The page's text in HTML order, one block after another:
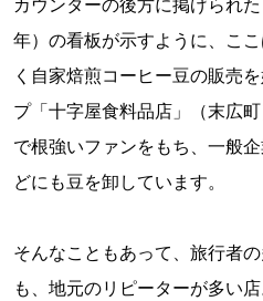
年）の看板が示すように、こ
く自家焙煎コーヒー豆の販売
プ「十字屋食料品店」（末広
で根強いファンをもち、一般
どにも豆を卸しています。
そんなこともあって、旅行者
も、地元のリピーターが多い